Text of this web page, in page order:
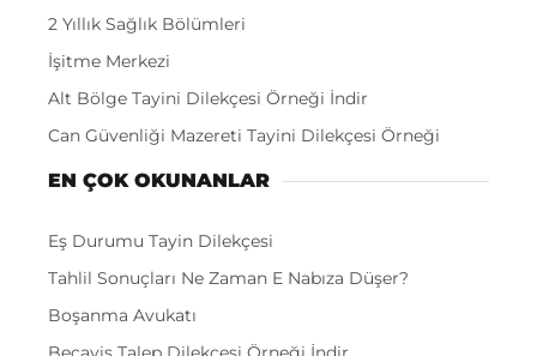
2 Yıllık Sağlık Bölümleri
İşitme Merkezi
Alt Bölge Tayini Dilekçesi Örneği İndir
Can Güvenliği Mazereti Tayini Dilekçesi Örneği
EN ÇOK OKUNANLAR
Eş Durumu Tayin Dilekçesi
Tahlil Sonuçları Ne Zaman E Nabıza Düşer?
Boşanma Avukatı